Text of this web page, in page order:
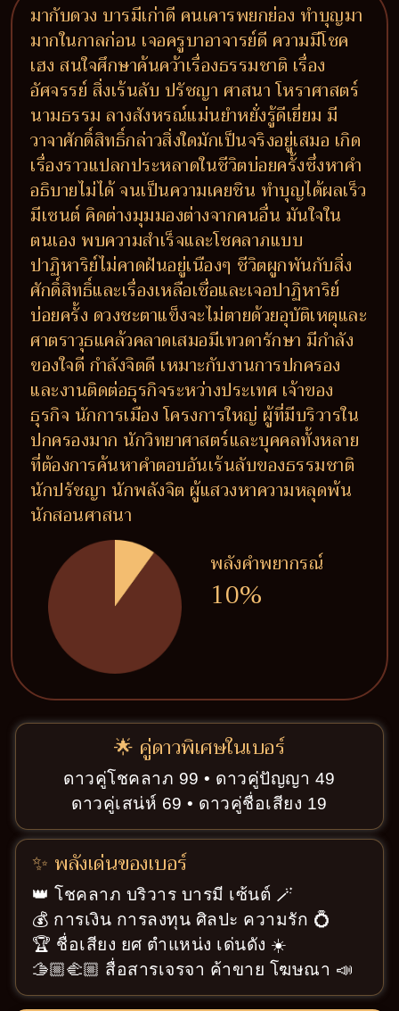
มากับดวง บารมีเก่าดี คนเคารพยกย่อง ทำบุญมา
มากในกาลก่อน เจอครูบาอาจารย์ดี ความมีโชค
เฮง สนใจศึกษาค้นคว้าเรื่องธรรมชาติ เรื่อง
อัศจรรย์ สิ่งเร้นลับ ปรัชญา ศาสนา โหราศาสตร์
นามธรรม ลางสังหรณ์แม่นยำหยั่งรู้ดีเยี่ยม มี
วาจาศักดิ์สิทธิ์กล่าวสิ่งใดมักเป็นจริงอยู่เสมอ เกิด
เรื่องราวแปลกประหลาดในชีวิตบ่อยครั้งซึ่งหาคำ
อธิบายไม่ได้ จนเป็นความเคยชิน ทำบุญได้ผลเร็ว
มีเซนต์ คิดต่างมุมมองต่างจากคนอื่น มันใจใน
ตนเอง พบความสำเร็จและโชคลาภแบบ
ปาฏิหาริย์ไม่คาดฝันอยู่เนืองๆ ชีวิตผูกพันกับสิ่ง
ศักดิ์สิทธิ์และเรื่องเหลือเชื่อและเจอปาฏิหาริย์
บ่อยครั้ง ดวงชะตาแข็งจะไม่ตายด้วยอุบัติเหตุและ
ศาตราวุธแคล้วคลาดเสมอมีเทวดารักษา มีกำลัง
ของใจดี กำลังจิตดี เหมาะกับงานการปกครอง
และงานติดต่อธุรกิจระหว่างประเทศ เจ้าของ
ธุรกิจ นักการเมือง โครงการใหญ่ ผู้ที่มีบริวารใน
ปกครองมาก นักวิทยาศาสตร์และบุคคลทั้งหลาย
ที่ต้องการค้นหาคำตอบอันเร้นลับของธรรมชาติ
นักปรัชญา นักพลังจิต ผู้แสวงหาความหลุดพ้น
นักสอนศาสนา
พลังคำพยากรณ์
10%
🌟 คู่ดาวพิเศษในเบอร์
ดาวคู่โชคลาภ 99 • ดาวคู่ปัญญา 49
ดาวคู่เสน่ห์ 69 • ดาวคู่ชื่อเสียง 19
✨ พลังเด่นของเบอร์
👑 โชคลาภ บริวาร บารมี เซ้นต์ 🪄
💰 การเงิน การลงทุน ศิลปะ ความรัก 💍
🏆 ชื่อเสียง ยศ ตำแหน่ง เด่นดัง ☀️
🫱🏼‍🫲🏼 สื่อสารเจรจา ค้าขาย โฆษณา 📣